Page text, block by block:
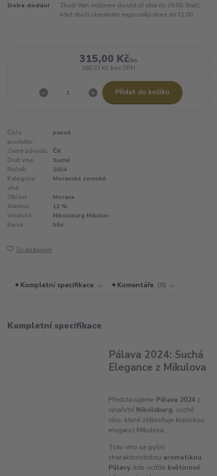
Doba dodání
Zboží Vám můžeme doručit již zítra do 16:00. Stačí,
když zboží objednáte nejpozději dnes do 11:00
315,00 Kč/ks
260,33 Kč bez DPH
Přidat do košíku
Číslo
produktu:
pasud
Země původu:
ČR
Druh vína:
Suché
Ročník:
2024
Kategorie
vína:
Moravské zemské
Oblast:
Morava
Alkohol:
12 %
Vinařství:
Nikolsburg Mikulov
Barva:
bílé
Do oblíbených
Kompletní specifikace Komentáře 0
Kompletní specifikace
Pálava 2024: Suchá
Elegance z Mikulova
Představujeme Pálavu 2024 z
vinařství Nikolsburg, suché
víno, které ztělesňuje klasickou
eleganci Mikulova.
Toto víno se pyšní
charakteristickou aromatikou
Pálavy, kde ucítíte květinové